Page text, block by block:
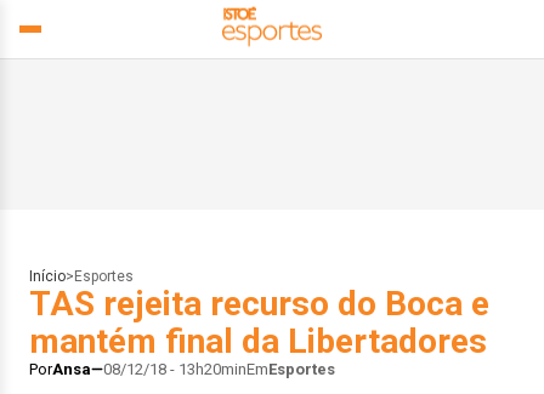
Início> Esportes
TAS rejeita recurso do Boca e
mantém final da Libertadores
PorAnsa 08/12/18 - 13h20minEmEsportes